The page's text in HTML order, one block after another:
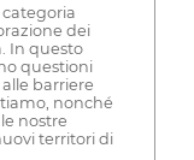
dei
In questo
questioni
barriere
nonché
nostre
territori di